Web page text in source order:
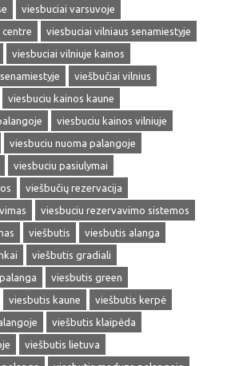
viesbuciai varsuvoje
centre
viesbuciai vilniaus senamiestyje
viesbuciai vilniuje kainos
viešbučiai vilnius
viesbuciu kainos kaune
viesbuciu kainos vilniuje
viesbuciu nuoma palangoje
viesbuciu pasiulymai
viešbučių rezervacija
viesbuciu rezervavimo sistemos
viešbutis
viesbutis alanga
viešbutis gradiali
viesbutis green
viesbutis kaune
viešbutis kerpė
viešbutis klaipėda
viešbutis lietuva